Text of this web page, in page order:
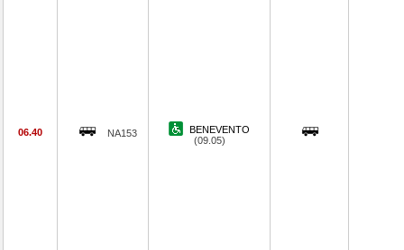
06.40 NA153
BENEVENTO
(09.05)